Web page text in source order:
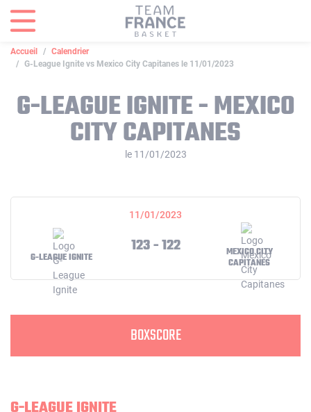
Accueil
Calendrier
G-League Ignite vs Mexico City Capitanes le 11/01/2023
G-LEAGUE IGNITE - MEXICO
CITY CAPITANES
le 11/01/2023
11/01/2023
G-LEAGUE IGNITE
123 - 122
MEXICO CITY
CAPITANES
BOXSCORE
Panneau de gestion des cookies